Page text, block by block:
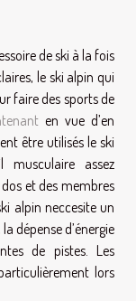
de ski à la fois
le ski alpin qui
faire des sports de
en vue d’en
être utilisés le ski
assez
et des membres
alpin neccesite un
dépense d’énergie
de pistes. Les
lors